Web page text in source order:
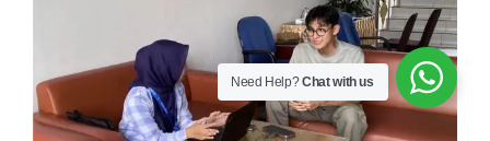
Need Help?Chat with us